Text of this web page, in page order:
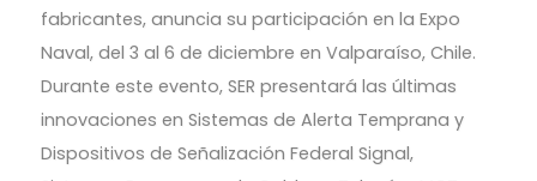
fabricantes, anuncia su participación en la Expo
Naval, del 3 al 6 de diciembre en Valparaíso, Chile.
Durante este evento, SER presentará las últimas
innovaciones en Sistemas de Alerta Temprana y
Dispositivos de Señalización Federal Signal,